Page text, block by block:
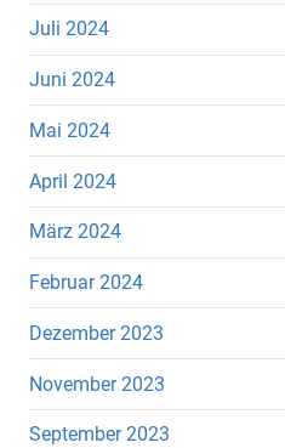
Juli 2024
Juni 2024
Mai 2024
April 2024
März 2024
Februar 2024
Dezember 2023
November 2023
September 2023